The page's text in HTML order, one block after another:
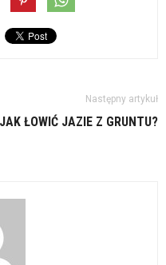
Następny artykuł
JAK ŁOWIĆ JAZIE Z GRUNTU?